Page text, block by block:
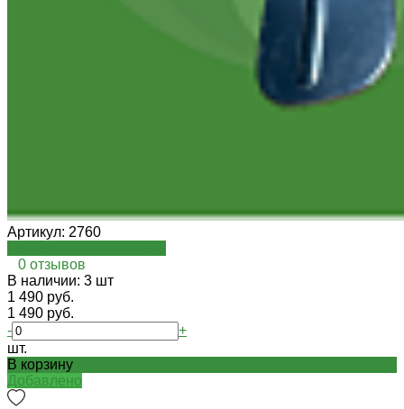
Артикул: 2760
0 отзывов
В наличии: 3 шт
1 490 руб.
1 490 руб.
-
+
шт.
В корзину
Добавлено